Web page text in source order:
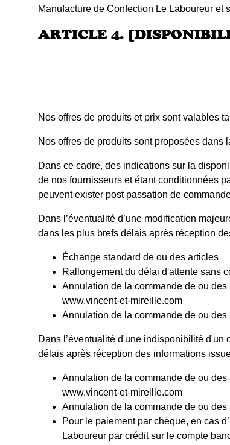
Manufacture de Confection Le Laboureur et
ARTICLE 4.
Nos offres de produits et prix sont valables
Nos offres de produits sont proposées dans
Dans ce cadre, des indications sur la
de nos fournisseurs et étant conditionnées
peuvent exister post passation de
Dans l’éventualité d’une modification
dans les plus brefs délais après réception
Échange standard de ou des articles
Rallongement du délai d'attente sans
Annulation de la commande de ou
www.vincent-et-mireille.com
Annulation de la commande de ou
Dans l’éventualité d'une indisponibilité
délais après réception des informations
Annulation de la commande de ou
www.vincent-et-mireille.com
Annulation de la commande de ou
Pour le paiement par chèque, en cas
Laboureur par crédit sur le compte